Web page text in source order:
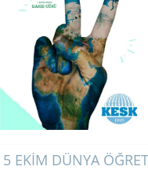
5 EKİM DÜNYA